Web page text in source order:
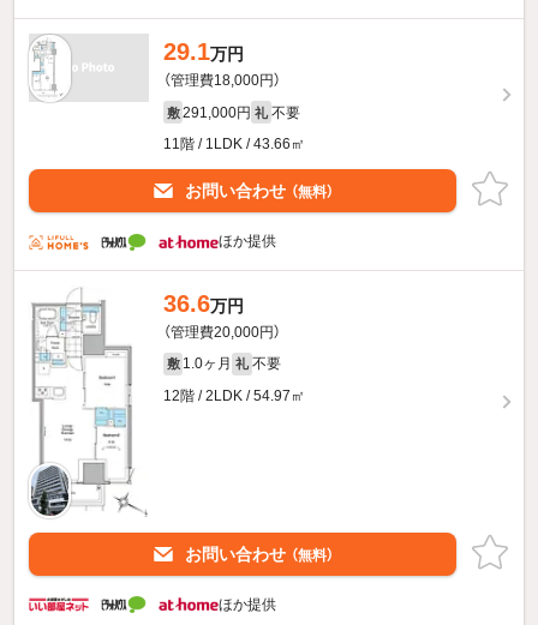
29.1万円
（管理費18,000円）
敷 291,000円 礼 不要
11階 / 1LDK / 43.66㎡
お問い合わせ （無料）
ほか提供
36.6万円
（管理費20,000円）
敷 1.0ヶ月 礼 不要
12階 / 2LDK / 54.97㎡
お問い合わせ （無料）
ほか提供